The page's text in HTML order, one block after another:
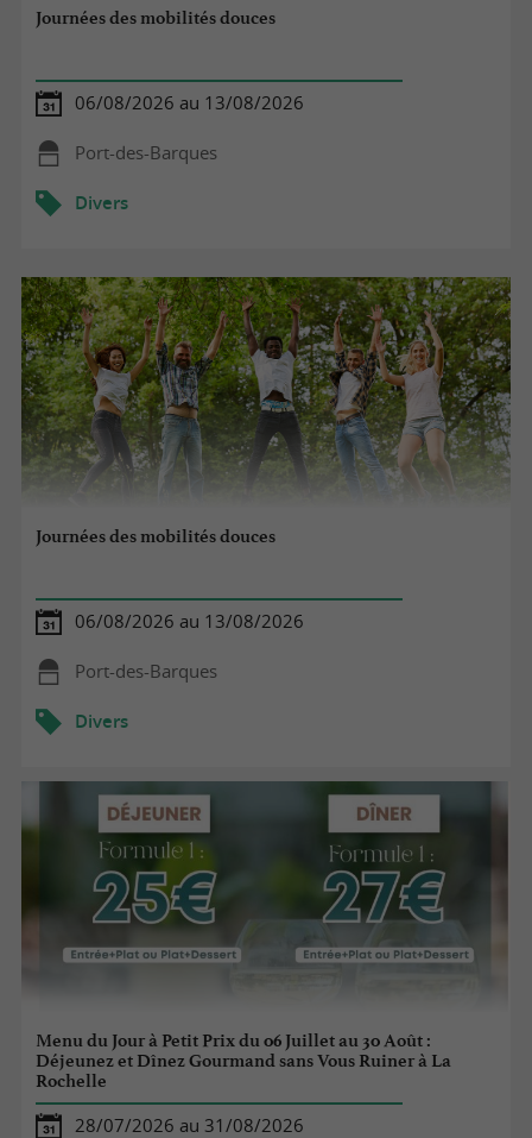
Journées des mobilités douces
06/08/2026 au 13/08/2026
Port-des-Barques
Divers
Journées des mobilités douces
06/08/2026 au 13/08/2026
Port-des-Barques
Divers
Menu du Jour à Petit Prix du 06 Juillet au 30 Août :
Déjeunez et Dînez Gourmand sans Vous Ruiner à La
Rochelle
28/07/2026 au 31/08/2026